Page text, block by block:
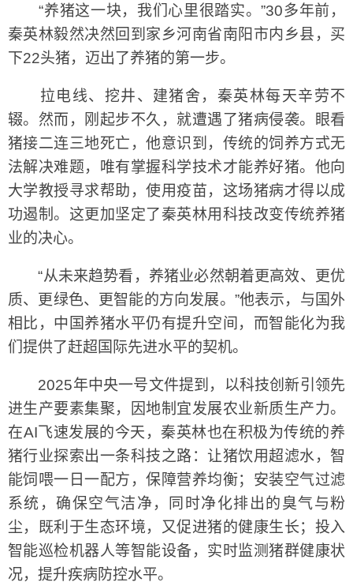
“养猪这一块，我们心里很踏实。”30多年前，
秦英林毅然决然回到家乡河南省南阳市内乡县，买
下22头猪，迈出了养猪的第一步。
拉电线、挖井、建猪舍，秦英林每天辛劳不
辍。然而，刚起步不久，就遭遇了猪病侵袭。眼看
猪接二连三地死亡，他意识到，传统的饲养方式无
法解决难题，唯有掌握科学技术才能养好猪。他向
大学教授寻求帮助，使用疫苗，这场猪病才得以成
功遏制。这更加坚定了秦英林用科技改变传统养猪
业的决心。
“从未来趋势看，养猪业必然朝着更高效、更优
质、更绿色、更智能的方向发展。”他表示，与国外
相比，中国养猪水平仍有提升空间，而智能化为我
们提供了赶超国际先进水平的契机。
2025年中央一号文件提到，以科技创新引领先
进生产要素集聚，因地制宜发展农业新质生产力。
在AI飞速发展的今天，秦英林也在积极为传统的养
猪行业探索出一条科技之路：让猪饮用超滤水，智
能饲喂一日一配方，保障营养均衡；安装空气过滤
系统，确保空气洁净，同时净化排出的臭气与粉
尘，既利于生态环境，又促进猪的健康生长；投入
智能巡检机器人等智能设备，实时监测猪群健康状
况，提升疾病防控水平。